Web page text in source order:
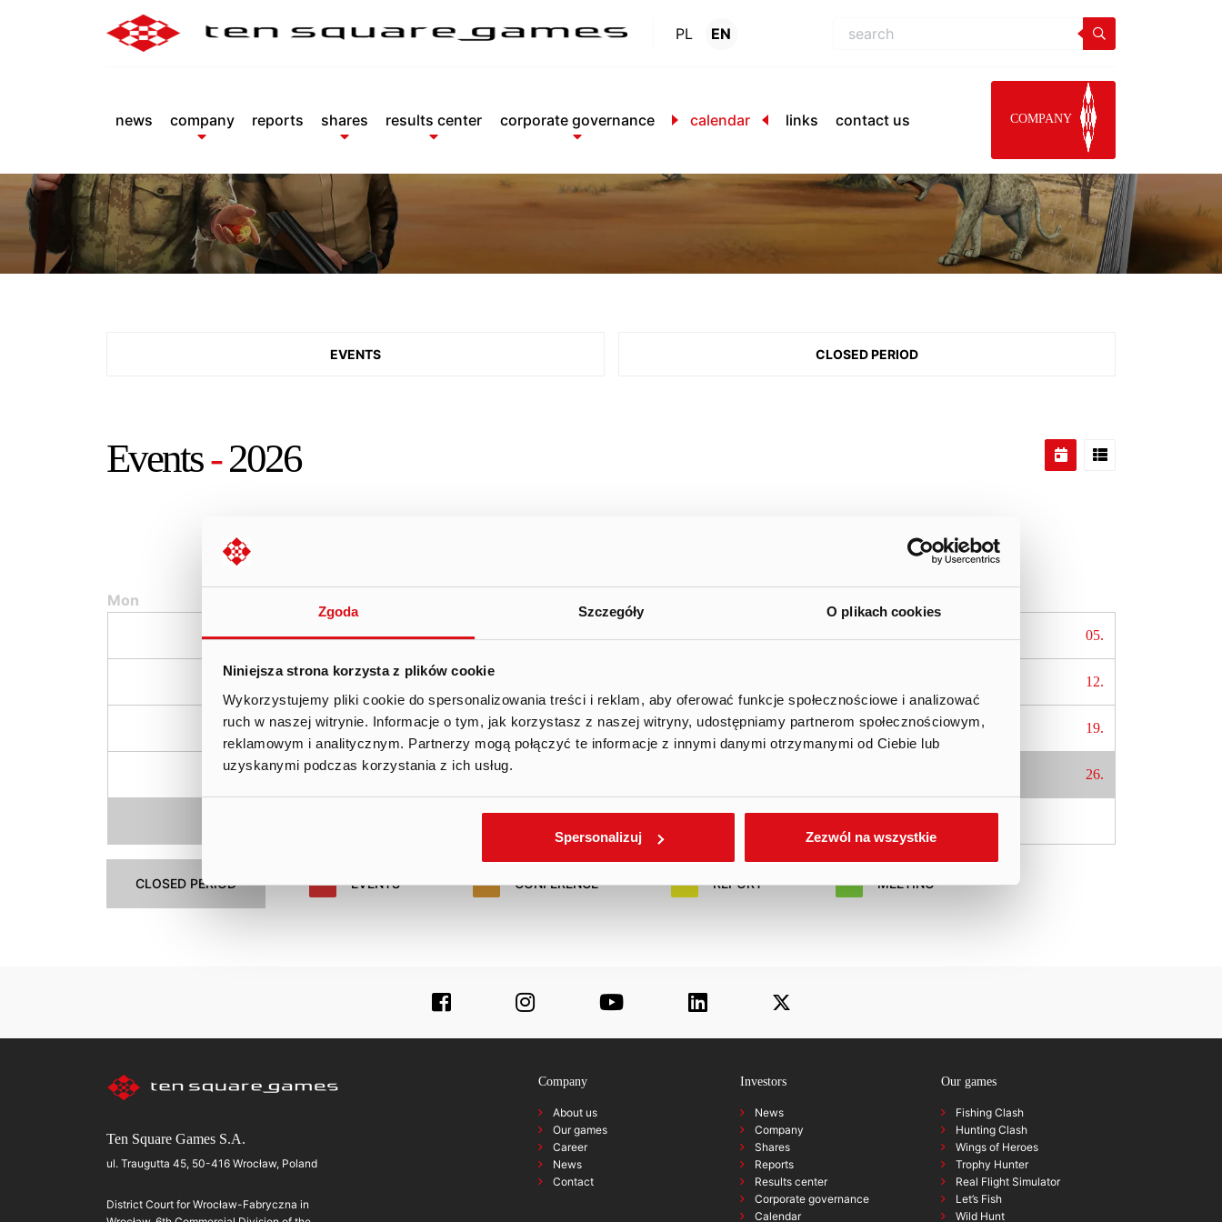
Zgoda Szczegóły O plikach cookies
Niniejsza strona korzysta z plików cookie
Wykorzystujemy pliki cookie do spersonalizowania treści i reklam, aby oferować funkcje społecznościowe i analizować
ruch w naszej witrynie. Informacje o tym, jak korzystasz z naszej witryny, udostępniamy partnerom społecznościowym,
reklamowym i analitycznym. Partnerzy mogą połączyć te informacje z innymi danymi otrzymanymi od Ciebie lub
uzyskanymi podczas korzystania z ich usług.
Spersonalizuj Zezwól na wszystkie
PL EN
news company reports shares results center corporate governance calendar links contact us COMPANY
Calendar.
EVENTS CLOSED PERIOD
Events-2026
Mon
05.
07. 12.
13. 14. 15. 16. 17. 18. 19.
20. 21. 22. 26.
CLOSED PERIOD EVENTS CONFERENCE REPORT MEETING
Ten Square Games S.A.
ul. Traugutta 45, 50-416 Wrocław, Poland
District Court for Wrocław-Fabryczna in
Company
About us
Our games
Career
News
Contact
Investors
News
Company
Shares
Reports
Results center
Corporate governance
Calendar
Our games
Fishing Clash
Hunting Clash
Wings of Heroes
Trophy Hunter
Real Flight Simulator
Let’s Fish
Wild Hunt